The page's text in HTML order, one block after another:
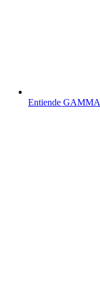
Entiende GAMMA